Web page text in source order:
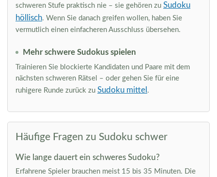
schweren Stufe praktisch nie – sie gehören zu Sudoku
höllisch. Wenn Sie danach greifen wollen, haben Sie
vermutlich einen einfacheren Ausschluss übersehen.
Mehr schwere Sudokus spielen
Trainieren Sie blockierte Kandidaten und Paare mit dem
nächsten schweren Rätsel – oder gehen Sie für eine
ruhigere Runde zurück zu Sudoku mittel .
Häufige Fragen zu Sudoku schwer
Wie lange dauert ein schweres Sudoku?
Erfahrene Spieler brauchen meist 15 bis 35 Minuten. Die